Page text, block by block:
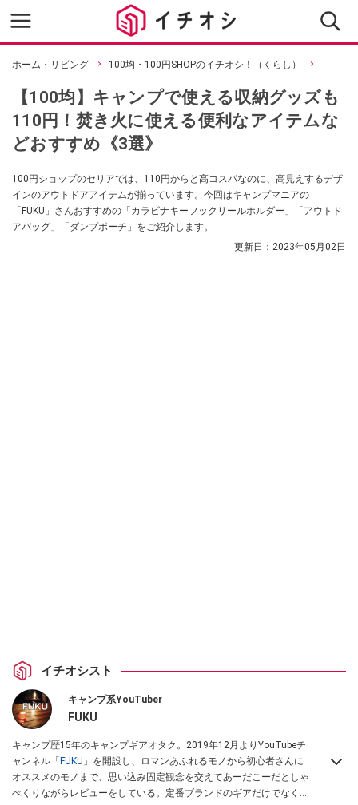
ホーム・リビング 100均・100円SHOPのイチオシ！（くらし）
【100均】キャンプで使える収納グッズも
110円！焚き火に使える便利なアイテムな
どおすすめ《3選》
100円ショップのセリアでは、110円からと高コスパなのに、高見えするデザ
インのアウトドアアイテムが揃っています。今回はキャンプマニアの
「FUKU」さんおすすめの「カラビナキーフックリールホルダー」「アウトド
アバッグ」「ダンプポーチ」をご紹介します。
更新日： 2023年05月02日
イチオシスト
キャンプ系YouTuber
FUKU
キャンプ歴15年のキャンプギアオタク。2019年12月よりYouTubeチ
ャンネル「 FUKU 」を開設し、ロマンあふれるモノから初心者さんに
オススメのモノまで、思い込み固定観念を交えてあーだこーだとしゃ
べくりながらレビューをしている。定番ブランドのギアだけでなく